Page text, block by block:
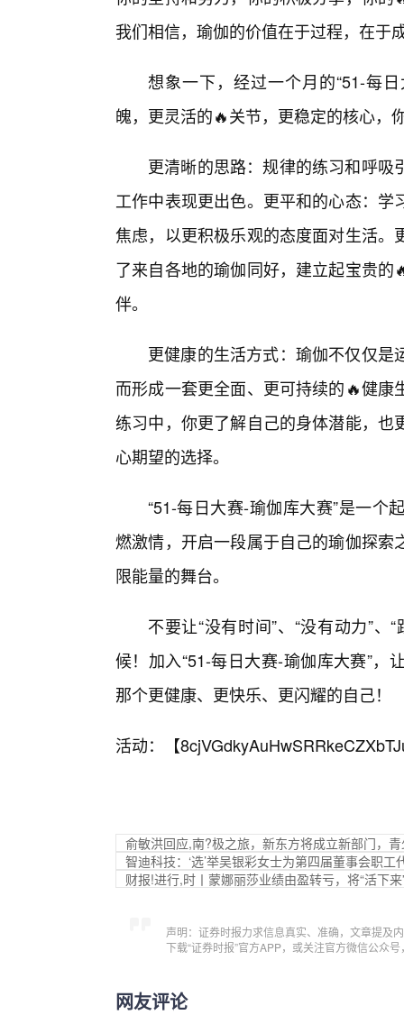
我们相信，瑜伽的价值在于过程，在于
想象一下，经过一个月的“51-每
魄，更灵活的🔥关节，更稳定的核心，
更清晰的思路：规律的练习和呼
工作中表现更出色。更平和的心态：
焦虑，以更积极乐观的态度面对生活
了来自各地的瑜伽同好，建立起宝贵
伴。
更健康的生活方式：瑜伽不仅仅
而形成一套更全面、更可持续的🔥健
练习中，你更了解自己的身体潜能，
心期望的选择。
“51-每日大赛-瑜伽库大赛”是一个
燃激情，开启一段属于自己的瑜伽探
限能量的舞台。
不要让“没有时间”、“没有动力”
候！加入“51-每日大赛-瑜伽库大赛”，
那个更健康、更快乐、更闪耀的自己！
活动：【
俞敏洪回应,南?极之旅，新东方将成立新部门，
智迪科技：‘选’举吴银彩女士为第四届董事会职工
财报!进行,时丨蒙娜丽莎业绩由盈转亏，将“活下
声明：证券时报力求信息真实、准确，文章提及
下载“证券时报”官方APP，或关注官方微信公众
网友评论